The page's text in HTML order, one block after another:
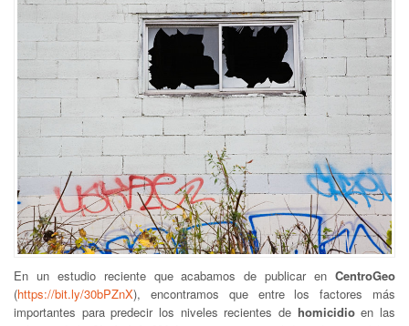
En un estudio reciente que acabamos de publicar en CentroGeo
(https://bit.ly/30bPZnX), encontramos que entre los factores más
importantes para predecir los niveles recientes de homicidioen las